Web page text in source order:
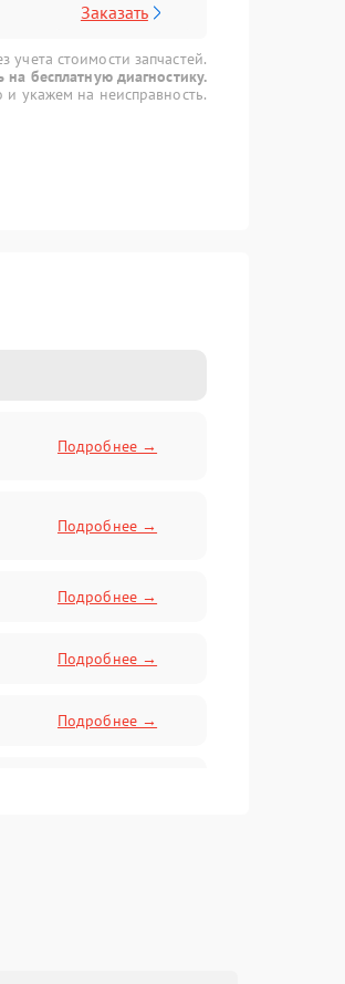
Заказать
стоимости запчастей.
на бесплатную диагностику.
укажем на неисправность.
Подробнее →
Подробнее →
Подробнее →
Подробнее →
Подробнее →